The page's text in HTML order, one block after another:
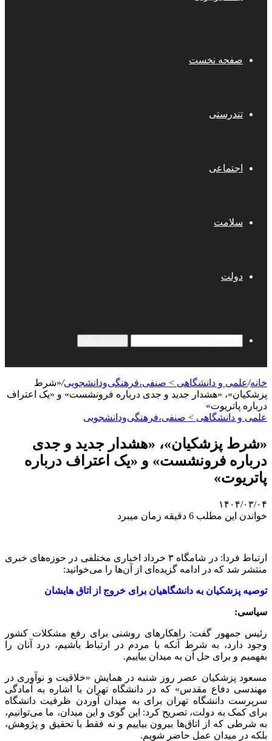
صفحه نخست
تندرستی
اجتماعی
سلامت
دولت
خانه/علمی‌ و دانشگاهی > صنفی،فرهنگی‌ودانشجویی/«شرط
پزشکیان»، «هشدار جدید و جدی درباره فرونشست» و «یک اعتراف
درباره پاتریوت»
علمی‌ و دانشگاهی > صنفی،فرهنگی‌ودانشجویی
«شرط پزشکیان»، «هشدار جدید و جدی
درباره فرونشست» و «یک اعتراف درباره
پاتریوت»
۱۴۰۴/۰۳/۰۴
خواندن این مطلب 6 دقیقه زمان میبرد
ارتباط فردا: در شامگاه ۳ خرداد اخباری مختلفی در حوزه‌های خبری
منتشر شد که در ادامه گزیده‌ای از آن‌ها را می‌خوانید:
توصیه پزشکیان به دانشگاهیان برای خروج از اتاق هایشان
سیاسی:
رئیس جمهور گفت: راهکارهای روشنی برای رفع مشکلات کشور
وجود دارد، به شرط آنکه با مردم در ارتباط باشیم، درد آنان را
بفهمیم و برای حل آن به میدان بیاییم.
مسعود پزشکیان عصر روز شنبه در همایش «خلاقیت و نوآوری در
مهندسی دفاع مقدس» که در دانشگاه تهران با اشاره به آمادگی
سرپرست دانشگاه تهران برای به میدان آوردن ظرفیت دانشگاه
برای کمک به دولت، تصریح کرد: این گوی و این میدان، ما می‌توانیم،
به شرطی که از اتاق‌ها بیرون بیاییم و نه فقط با تحقیق و پژوهش،
بلکه در میدان عمل حاضر شویم.